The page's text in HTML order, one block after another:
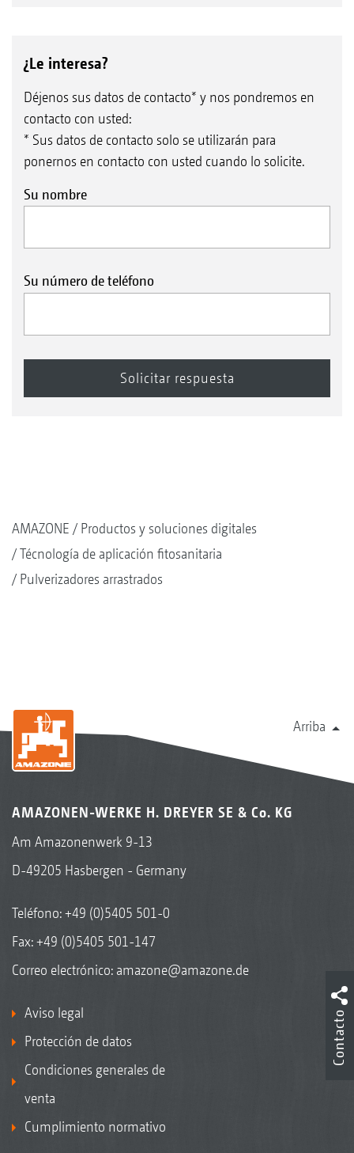
¿Le interesa?
Déjenos sus datos de contacto* y nos pondremos en
contacto con usted:
* Sus datos de contacto solo se utilizarán para
ponernos en contacto con usted cuando lo solicite.
Su nombre
Su número de teléfono
AMAZONE
Productos y soluciones digitales
Técnología de aplicación fitosanitaria
Pulverizadores arrastrados
Arriba
AMAZONEN-WERKE H. DREYER SE & Co. KG
Am Amazonenwerk 9-13
D-49205 Hasbergen - Germany
Teléfono:+49 (0)5405 501-0
Fax: +49 (0)5405 501-147
Correo electrónico: amazone@amazone.de
Aviso legal
Protección de datos
Condiciones generales de
venta
Cumplimiento normativo
Contacto